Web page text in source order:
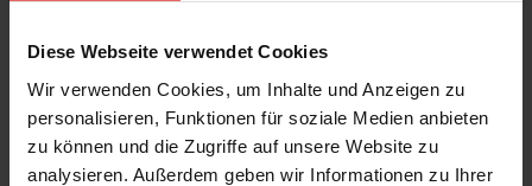
Diese Webseite verwendet Cookies
Wir verwenden Cookies, um Inhalte und Anzeigen zu
personalisieren, Funktionen für soziale Medien anbieten
zu können und die Zugriffe auf unsere Website zu
analysieren. Außerdem geben wir Informationen zu Ihrer
Weitere Produkte aus der Serie